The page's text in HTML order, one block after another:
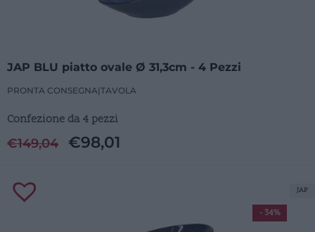
JAP BLU piatto ovale Ø 31,3cm - 4 Pezzi
PRONTA CONSEGNA|TAVOLA
Confezione da 4 pezzi
€149,04 €98,01
- 34%
JAP